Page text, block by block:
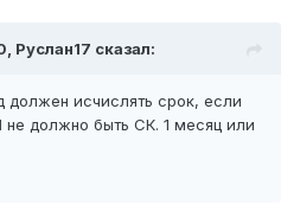
Руслан17 сказал:
должен исчислять срок, если
не должно быть СК. 1 месяц или